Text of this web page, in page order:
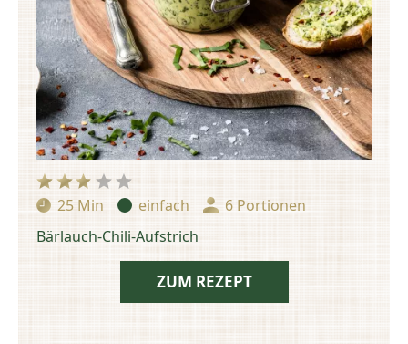
Zubereitungszeit:
25 Min Schwierigkeit:
einfach Portionen:
6 Portionen
Bärlauch-Chili-Aufstrich
ZUM REZEPT